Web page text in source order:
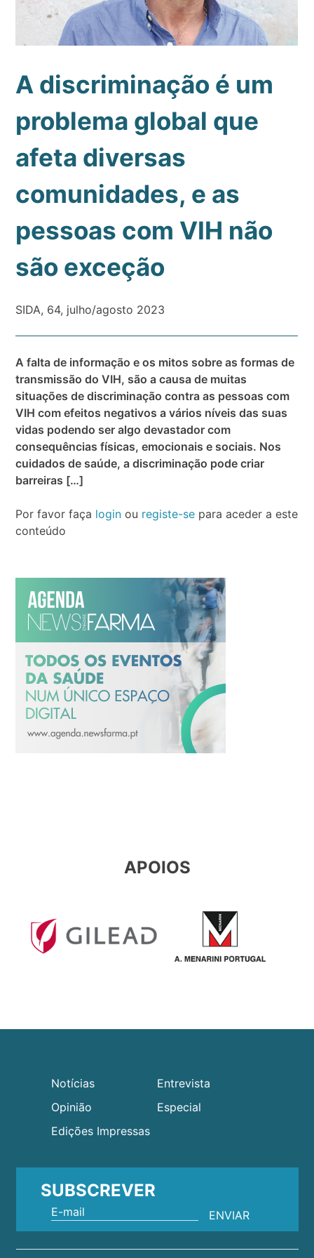
A discriminação é um
problema global que
afeta diversas
comunidades, e as
pessoas com VIH não
são exceção
SIDA, 64, julho/agosto 2023
A falta de informação e os mitos sobre as formas de
transmissão do VIH, são a causa de muitas
situações de discriminação contra as pessoas com
VIH com efeitos negativos a vários níveis das suas
vidas podendo ser algo devastador com
consequências físicas, emocionais e sociais. Nos
cuidados de saúde, a discriminação pode criar
barreiras […]
Por favor faça login ou registe-se para aceder a este
conteúdo
APOIOS
Notícias
Entrevista
Opinião
Especial
Edições Impressas
SUBSCREVER